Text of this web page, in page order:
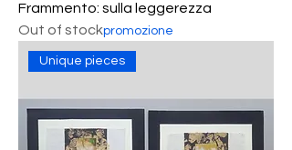
Frammento: sulla leggerezza
Out of stockpromozione
Unique pieces